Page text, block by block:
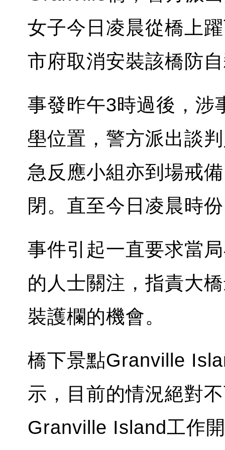
女子今日凌晨從橋上
市府取消安裝該橋防
事發昨午3時過後，涉
壆位置，警方派出談
急反應小組亦到場戒
閉。直至今日凌晨時
事件引起一直要求當
的人士關注，指責大
裝護欄的機會。
橋下景點Granville
示，目前的情況絕對
Granville Island工作